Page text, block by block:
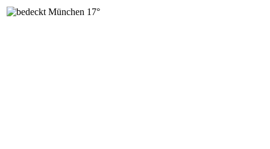
München 17°